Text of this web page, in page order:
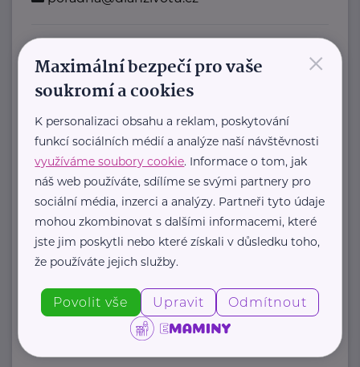
Rodinná síť
Klimentská 1246/1 Praha 1
Průvodce světem náhradní rodinné
péče v ČR
Portál Rodinná síť je přední
informační platforma zaměřená ...
https://rodinnasit.cz/
Tereza Derkačová
×
Maximální bezpečí pro vaše
soukromí a cookies
K personalizaci obsahu a reklam, poskytování
funkcí sociálních médií a analýze naší návštěvnosti
využíváme soubory cookie. Informace o tom, jak
náš web používáte, sdílíme se svými partnery pro
sociální média, inzerci a analýzy. Partneři tyto údaje
mohou zkombinovat s dalšími informacemi, které
jste jim poskytli nebo které získali v důsledku toho,
že používáte jejich služby.
Povolit vše Upravit Odmítnout